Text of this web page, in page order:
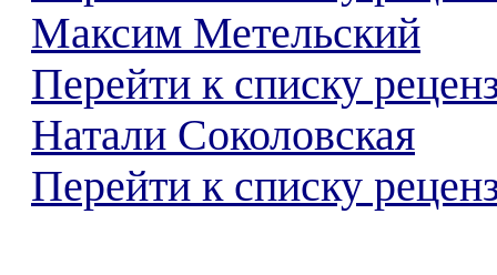
Максим Метельский
Перейти к списку
Натали Соколовская
Перейти к списку